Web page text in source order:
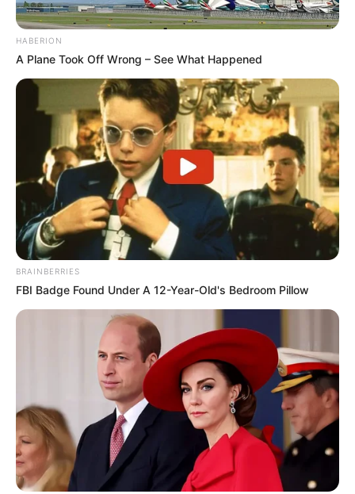
HABERION
A Plane Took Off Wrong – See What Happened
BRAINBERRIES
FBI Badge Found Under A 12-Year-Old's Bedroom Pillow